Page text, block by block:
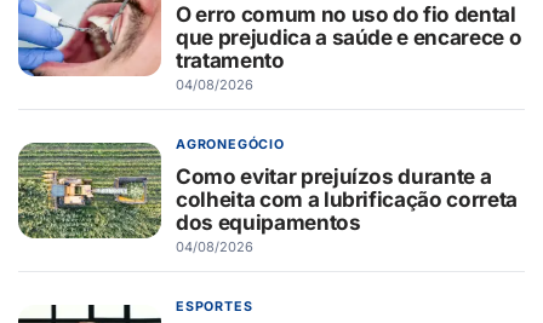
O erro comum no uso do fio dental
que prejudica a saúde e encarece o
tratamento
04/08/2026
AGRONEGÓCIO
Como evitar prejuízos durante a
colheita com a lubrificação correta
dos equipamentos
04/08/2026
ESPORTES